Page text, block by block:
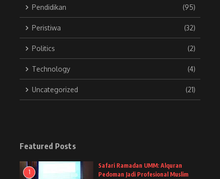
Pendidikan (95)
Peristiwa (32)
Politics (2)
Technology (4)
Uncategorized (21)
Featured Posts
1
Safari Ramadan UMM: Alquran
Pedoman Jadi Profesional Muslim